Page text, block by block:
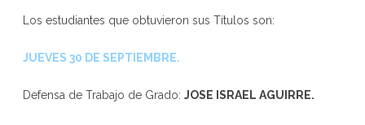
Los estudiantes que obtuvieron sus Títulos son:
JUEVES 30 DE SEPTIEMBRE.
Defensa de Trabajo de Grado: JOSE ISRAEL AGUIRRE.